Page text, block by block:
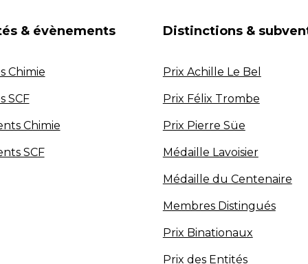
& évènements
Chimie
SCF
Chimie
SCF
Distinctions &
Prix Achille Le Bel
Prix Félix Trombe
Prix Pierre Süe
Médaille Lavoisier
Médaille du Centenaire
Membres Distingués
Prix Binationaux
Prix des Entités